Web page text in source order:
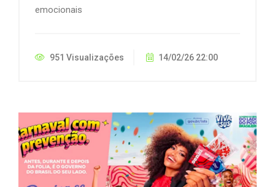
emocionais
951 Visualizações 14/02/26 22:00